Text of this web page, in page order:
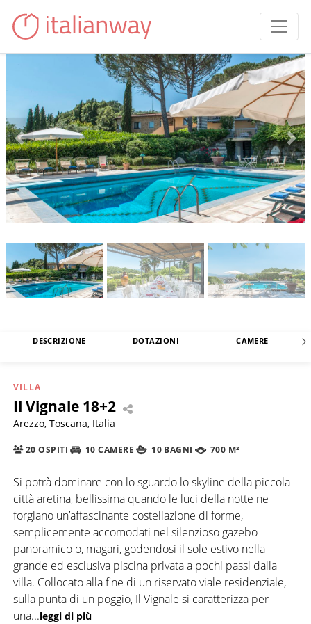
DESCRIZIONE DOTAZIONI CAMERE
VILLA
Il Vignale 18+2
Arezzo, Toscana, Italia
20 OSPITI 10 CAMERE 10 BAGNI 700 M²
Si potrà dominare con lo sguardo lo skyline della piccola
città aretina, bellissima quando le luci della notte ne
forgiano un’affascinante costellazione di forme,
semplicemente accomodati nel silenzioso gazebo
panoramico o, magari, godendosi il sole estivo nella
grande ed esclusiva piscina privata a pochi passi dalla
villa. Collocato alla fine di un riservato viale residenziale,
sulla punta di un poggio, Il Vignale si caratterizza per
una...leggi di più